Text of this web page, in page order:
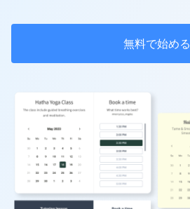
無料で始める